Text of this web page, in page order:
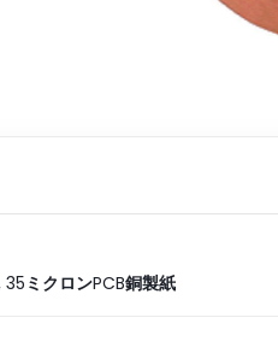
35ミクロンPCB銅製紙